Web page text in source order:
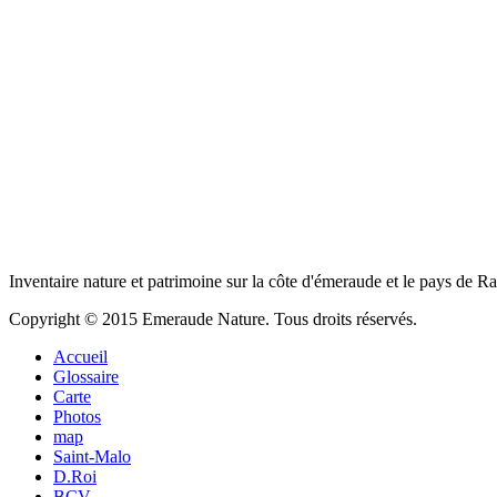
Inventaire nature et patrimoine sur la côte d'émeraude et le pays de
Copyright © 2015 Emeraude Nature. Tous droits réservés.
Accueil
Glossaire
Carte
Photos
map
Saint-Malo
D.Roi